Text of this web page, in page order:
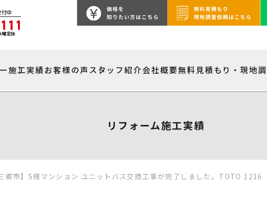
中
曜定休
施工実績お客様の声スタッフ紹介会社概要無料見積もり・現地
リフォーム施工実績
郷市】S様マンション ユニットバス交換工事が完了しました。TOTO 1216